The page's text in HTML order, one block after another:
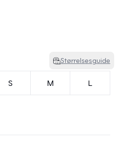
Størrelsesguide
S M L